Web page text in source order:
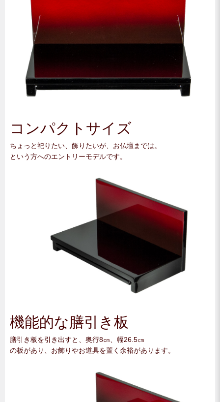
コンパクトサイズ
ちょっと祀りたい、飾りたいが、お仏壇までは。
という方へのエントリーモデルです。
機能的な膳引き板
膳引き板を引き出すと、奥行8㎝、幅26.5㎝
の板があり、お飾りやお道具を置く余裕があります。